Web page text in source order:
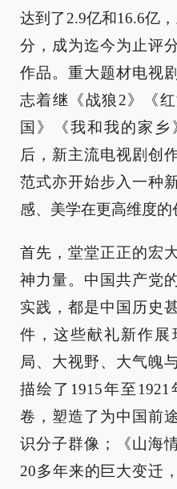
达到了2.9亿和16.6亿
分，成为迄今为止评
作品。重大题材电视
志着继《战狼2》《
国》《我和我的家
后，新主流电视剧创
范式亦开始步入一种
感、美学在更高维度的
首先，堂堂正正的宏
神力量。中国共产党
实践，都是中国历史
件，这些献礼新作展
局、大视野、大气魄
描绘了1915年至
卷，塑造了为中国前
识分子群像；《山海
20多年来的巨大变迁